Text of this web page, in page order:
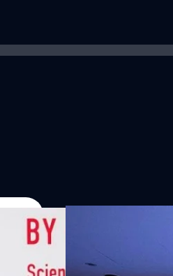
หัวเว่ยเดินหน้าป
เกมเร่งเครื่อง AI